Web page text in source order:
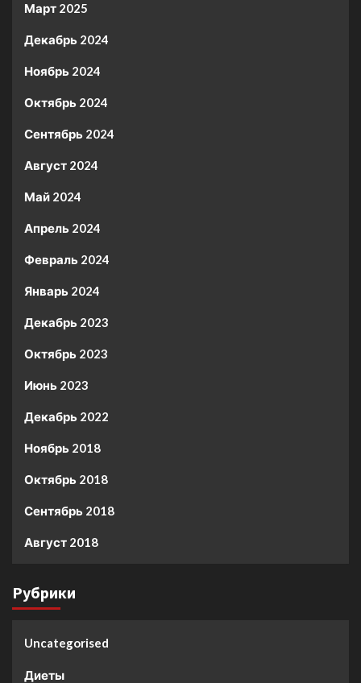
Март 2025
Декабрь 2024
Ноябрь 2024
Октябрь 2024
Сентябрь 2024
Август 2024
Май 2024
Апрель 2024
Февраль 2024
Январь 2024
Декабрь 2023
Октябрь 2023
Июнь 2023
Декабрь 2022
Ноябрь 2018
Октябрь 2018
Сентябрь 2018
Август 2018
Рубрики
Uncategorised
Диеты